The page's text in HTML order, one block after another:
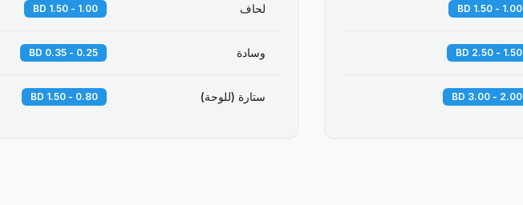
1.00 - 1.50 BD
1.50 - 2.50 BD
2.00 - 3.00 BD
لحاف 1.00 - 1.50 BD
وسادة 0.25 - 0.35 BD
ستارة (للوحة) 0.80 - 1.50 BD